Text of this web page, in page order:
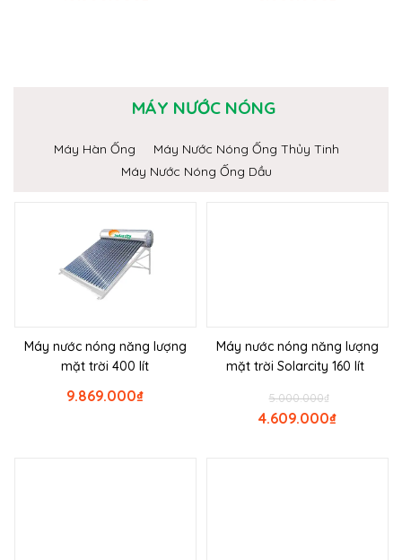
MÁY NƯỚC NÓNG
Máy Hàn Ống
Máy Nước Nóng Ống Thủy Tinh
Máy Nước Nóng Ống Dầu
Máy nước nóng năng lượng
mặt trời 400 lít
₫
9.869.000
Máy nước nóng năng lượng
mặt trời Solarcity 160 lít
₫
5.000.000
₫
4.609.000